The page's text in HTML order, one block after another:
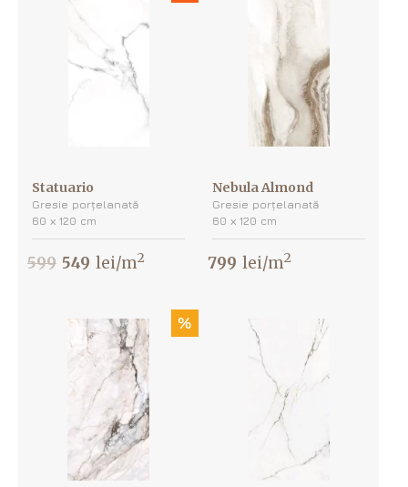
Statuario
Gresie porțelanată
60 х 120 cm
599 549 lei/m2
Nebula Almond
Gresie porțelanată
60 х 120 cm
799 lei/m2
%